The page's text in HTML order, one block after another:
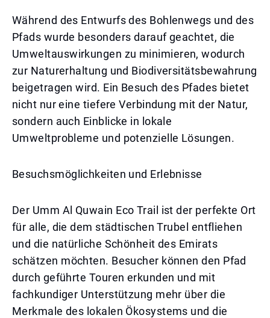
Während des Entwurfs des Bohlenwegs und des
Pfads wurde besonders darauf geachtet, die
Umweltauswirkungen zu minimieren, wodurch
zur Naturerhaltung und Biodiversitätsbewahrung
beigetragen wird. Ein Besuch des Pfades bietet
nicht nur eine tiefere Verbindung mit der Natur,
sondern auch Einblicke in lokale
Umweltprobleme und potenzielle Lösungen.
Besuchsmöglichkeiten und Erlebnisse
Der Umm Al Quwain Eco Trail ist der perfekte Ort
für alle, die dem städtischen Trubel entfliehen
und die natürliche Schönheit des Emirats
schätzen möchten. Besucher können den Pfad
durch geführte Touren erkunden und mit
fachkundiger Unterstützung mehr über die
Merkmale des lokalen Ökosystems und die